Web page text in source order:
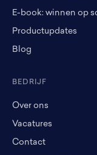
E-book: winnen op
Productupdates
Blog
BEDRIJF
Over ons
Vacatures
Contact